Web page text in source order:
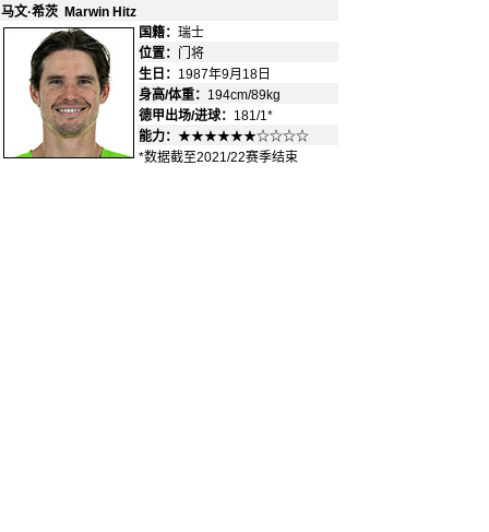
马文·希茨 Marwin Hitz
国籍： 瑞士
位置： 门将
生日： 1987年9月18日
身高/体重： 194cm/89kg
德甲出场/进球： 181/1*
能力： ★★★★★★☆☆☆☆
*数据截至2021/22赛季结束